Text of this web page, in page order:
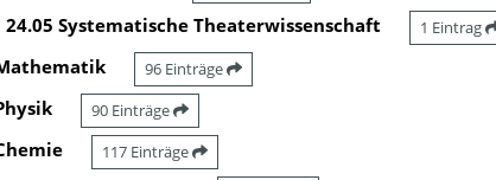
24.05 Systematische Theaterwissenschaft 1 Eintrag
96 Einträge
90 Einträge
117 Einträge